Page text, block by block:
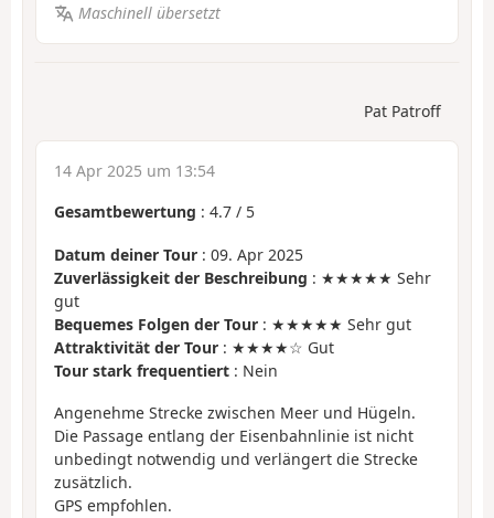
Maschinell übersetzt
Pat Patroff
14 Apr 2025 um 13:54
Gesamtbewertung : 4.7 / 5
Datum deiner Tour : 09. Apr 2025
Zuverlässigkeit der Beschreibung : ★★★★★ Sehr
gut
Bequemes Folgen der Tour : ★★★★★ Sehr gut
Attraktivität der Tour : ★★★★☆ Gut
Tour stark frequentiert : Nein
Angenehme Strecke zwischen Meer und Hügeln.
Die Passage entlang der Eisenbahnlinie ist nicht
unbedingt notwendig und verlängert die Strecke
zusätzlich.
GPS empfohlen.